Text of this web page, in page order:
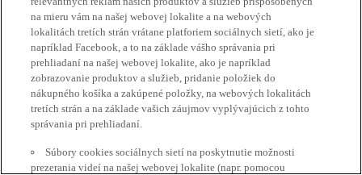
na mieru vám na našej webovej lokalite a na webových
lokalitách tretích strán vrátane platforiem sociálnych sietí, ako je
napríklad Facebook, a to na základe vášho správania pri
prehliadaní na našej webovej lokalite, ako je napríklad
zobrazovanie produktov a služieb, pridanie položiek do
nákupného košíka a zakúpené položky, na webových lokalitách
tretích strán a na základe vašich záujmov vyplývajúcich z tohto
správania pri prehliadaní.
Súbory cookies sociálnych sietí na poskytnutie možnosti
prezerania videí na našej webovej lokalite (napr. pomocou